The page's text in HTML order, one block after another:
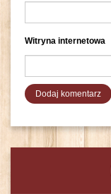
Witryna internetowa